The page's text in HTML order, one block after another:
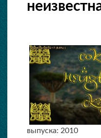
выпуска: 2010